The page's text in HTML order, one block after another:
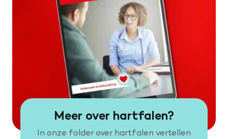
Meer over hartfalen?
In onze folder over hartfalen vertellen